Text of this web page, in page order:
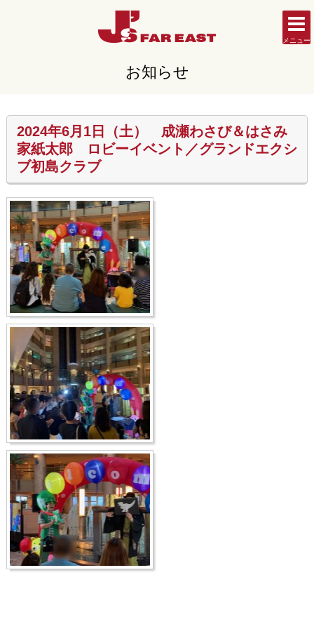
メニュー
お知らせ
2024年6月1日（土） 成瀬わさび＆はさみ
家紙太郎 ロビーイベント／グランドエクシ
ブ初島クラブ